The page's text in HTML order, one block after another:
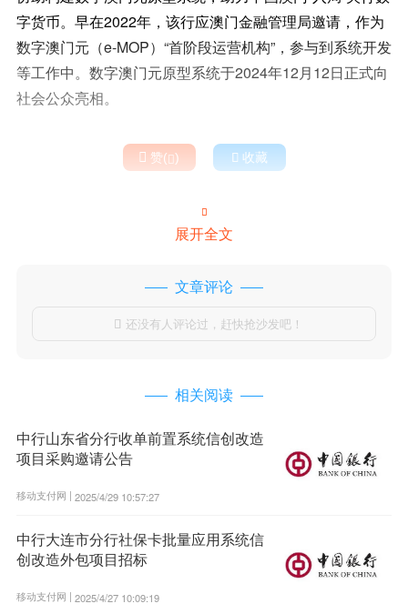
字货币。早在2022年，该行应澳门金融管理局邀请，作为
数字澳门元（e-MOP）“首阶段运营机构”，参与到系统开发
等工作中。数字澳门元原型系统于2024年12月12日正式向
社会公众亮相。
 赞()  收藏

展开全文
文章评论
 还没有人评论过，赶快抢沙发吧！
相关阅读
中行山东省分行收单前置系统信创改造
项目采购邀请公告
移动支付网 | 2025/4/29 10:57:27
中行大连市分行社保卡批量应用系统信
创改造外包项目招标
移动支付网 | 2025/4/27 10:09:19